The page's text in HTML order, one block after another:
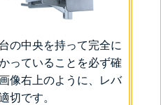
の中央を持って完全に
っていることを必ず確
像右上のように、レバ
切です。